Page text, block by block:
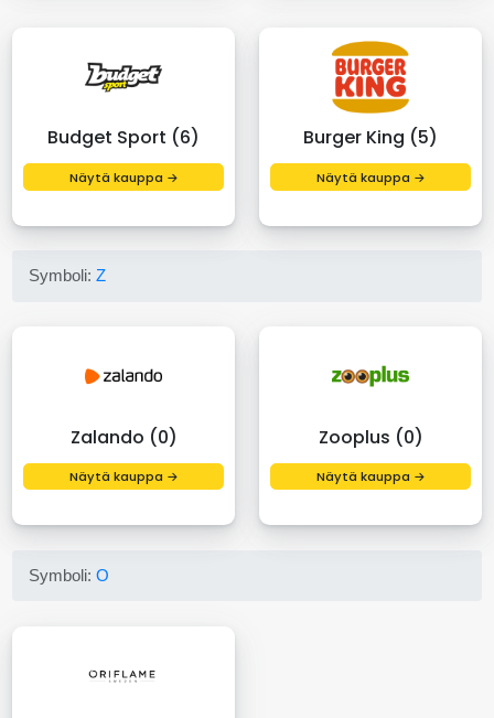
Budget Sport (6)
Näytä kauppa →
Burger King (5)
Näytä kauppa →
Symboli:Z
Zalando (0)
Näytä kauppa →
Zooplus (0)
Näytä kauppa →
Symboli:O